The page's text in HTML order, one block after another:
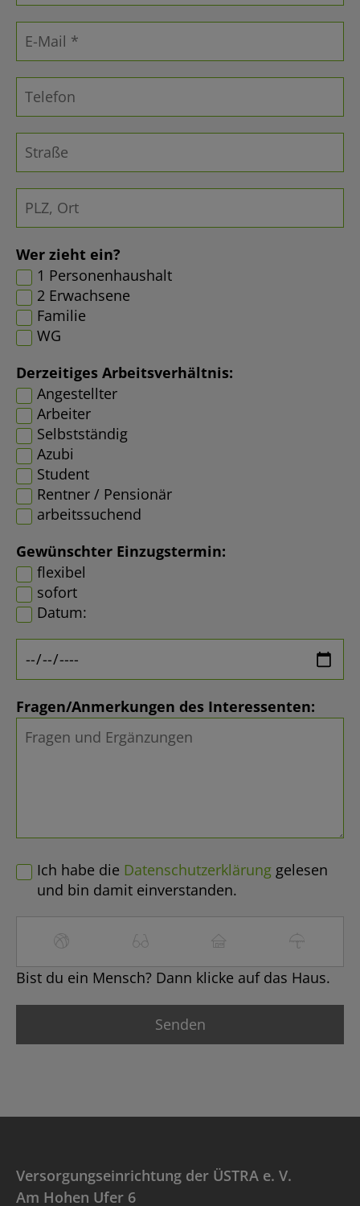
Wer zieht ein?
1 Personenhaushalt
2 Erwachsene
Familie
WG
Derzeitiges Arbeitsverhältnis:
Angestellter
Arbeiter
Selbstständig
Azubi
Student
Rentner / Pensionär
arbeitssuchend
Gewünschter Einzugstermin:
flexibel
sofort
Datum:
Fragen/Anmerkungen des Interessenten:
Ich habe die Datenschutzerklärung gelesen
und bin damit einverstanden.
Bist du ein Mensch? Dann klicke auf das Haus.
Versorgungseinrichtung der ÜSTRA e. V.
Am Hohen Ufer 6